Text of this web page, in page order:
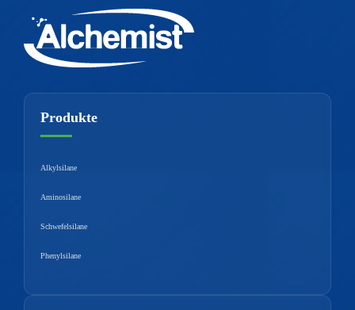
Produkte
Alkylsilane
Aminosilane
Schwefelsilane
Phenylsilane